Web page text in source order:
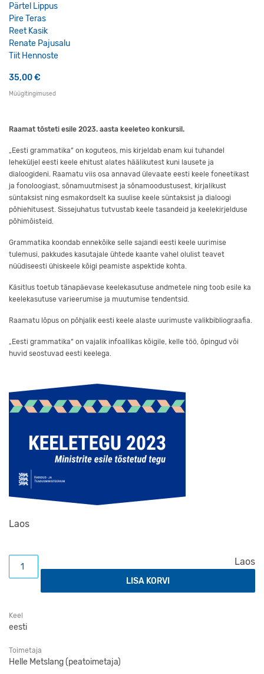
Pärtel Lippus
Pire Teras
Reet Kasik
Renate Pajusalu
Tiit Hennoste
35,00€
Müügitingimused
Raamat tõsteti esile 2023. aasta keeleteo konkursil.
„Eesti grammatika“ on koguteos, mis kirjeldab enam kui tuhandel
leheküljel eesti keele ehitust alates häälikutest kuni lausete ja
dialoogideni. Raamatu viis osa annavad ülevaate eesti keele foneetikast
ja fonoloogiast, sõnamuutmisest ja sõnamoodustusest, kirjalikust
süntaksist ning esmakordselt ka suulise keele süntaksist ja dialoogi
põhiehitusest. Sissejuhatus tutvustab keele tasandeid ja keelekirjelduse
põhimõisteid.
Grammatika koondab ennekõike selle sajandi eesti keele uurimise
tulemusi, pakkudes kasutajale ühtede kaante vahel olulist teavet
nüüdiseesti ühiskeele kõigi peamiste aspektide kohta.
Käsitlus toetub tänapäevase keelekasutuse andmetele ning toob esile ka
keelekasutuse varieerumise ja muutumise tendentsid.
Raamatu lõpus on põhjalik eesti keele alaste uurimuste valikbibliograafia.
„Eesti grammatika“ on vajalik infoallikas kõigile, kelle töö, õpingud või
huvid seostuvad eesti keelega.
Laos
Laos
Eesti grammatika kogus
LISA KORVI
Keel
eesti
Toimetaja
Helle Metslang (peatoimetaja)